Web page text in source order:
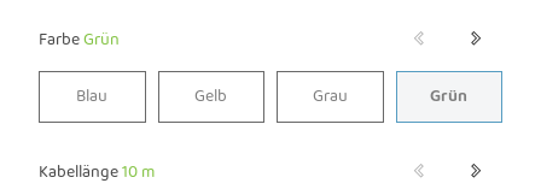
FarbeGrün
Blau Gelb GrauGrau Grün
Kabellänge10 m